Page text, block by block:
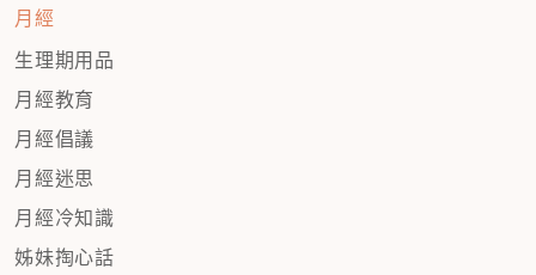
月經
生理期用品
月經教育
月經倡議
月經迷思
月經冷知識
姊妹掏心話